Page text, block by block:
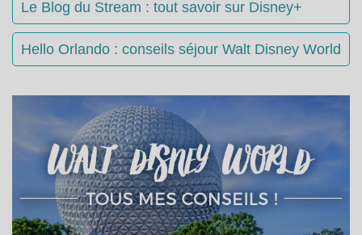
Le Blog du Stream : tout savoir sur Disney+
Hello Orlando : conseils séjour Walt Disney World